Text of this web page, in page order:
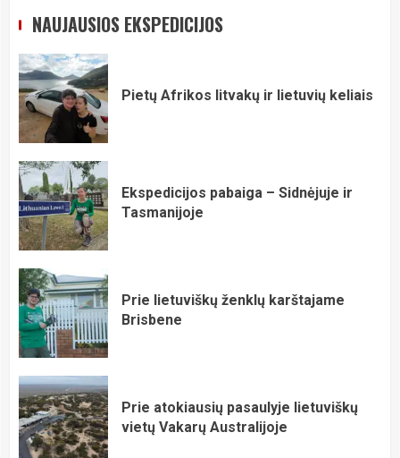
NAUJAUSIOS EKSPEDICIJOS
Pietų Afrikos litvakų ir lietuvių keliais
Ekspedicijos pabaiga – Sidnėjuje ir
Tasmanijoje
Prie lietuviškų ženklų karštajame
Brisbene
Prie atokiausių pasaulyje lietuviškų
vietų Vakarų Australijoje